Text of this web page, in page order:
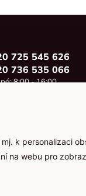
725 545 626
736 535 066
8:00 - 16:00
k personalizaci
na webu pro